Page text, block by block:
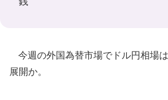
今週の外国為替市場でドル円相場
展開か。